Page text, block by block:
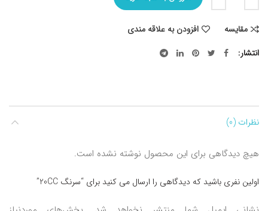
مقایسه
افزودن به علاقه مندی
انتشار
نظرات (0)
هیچ دیدگاهی برای این محصول نوشته نشده است.
اولین نفری باشید که دیدگاهی را ارسال می کنید برای “سرنگ 20CC”